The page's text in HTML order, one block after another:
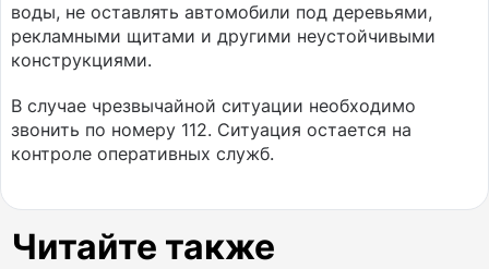
воды, не оставлять автомобили под деревьями,
рекламными щитами и другими неустойчивыми
конструкциями.
В случае чрезвычайной ситуации необходимо
звонить по номеру 112. Ситуация остается на
контроле оперативных служб.
Читайте также